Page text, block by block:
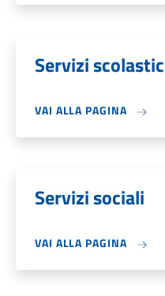
Servizi
VAI ALLA PAGINA
Servizi sociali
VAI ALLA PAGINA